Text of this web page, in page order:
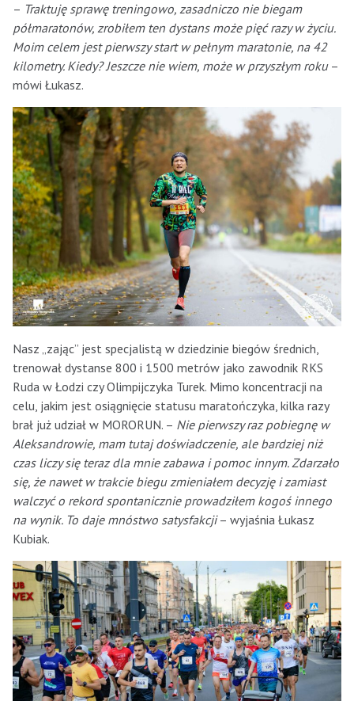
– Traktuję sprawę treningowo, zasadniczo nie biegam
półmaratonów, zrobiłem ten dystans może pięć razy w życiu.
Moim celem jest pierwszy start w pełnym maratonie, na 42
kilometry. Kiedy? Jeszcze nie wiem, może w przyszłym roku–
mówi Łukasz.
Nasz „zając” jest specjalistą w dziedzinie biegów średnich,
trenował dystanse 800 i 1500 metrów jako zawodnik RKS
Ruda w Łodzi czy Olimpijczyka Turek. Mimo koncentracji na
celu, jakim jest osiągnięcie statusu maratończyka, kilka razy
brał już udział w MORORUN. – Nie pierwszy raz pobiegnę w
Aleksandrowie, mam tutaj doświadczenie, ale bardziej niż
czas liczy się teraz dla mnie zabawa i pomoc innym. Zdarzało
się, że nawet w trakcie biegu zmieniałem decyzję i zamiast
walczyć o rekord spontanicznie prowadziłem kogoś innego
na wynik. To daje mnóstwo satysfakcji– wyjaśnia Łukasz
Kubiak.